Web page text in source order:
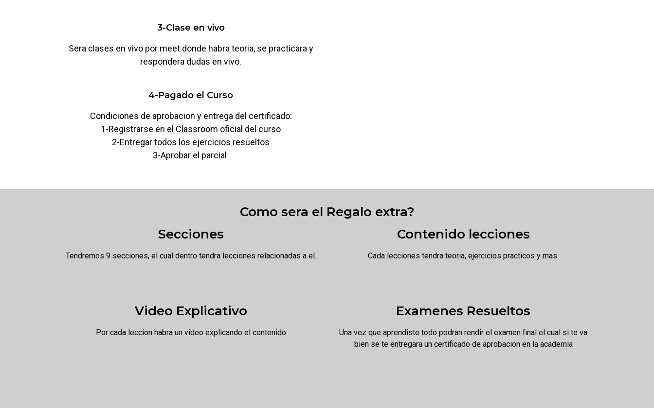
3-Clase en vivo
Sera clases en vivo por meet donde habra teoria, se practicara y
respondera dudas en vivo.
4-Pagado el Curso
Condiciones de aprobacion y entrega del certificado:
1-Registrarse en el Classroom oficial del curso
2-Entregar todos los ejercicios resueltos
3-Aprobar el parcial
Como sera el Regalo extra?
Secciones
Tendremos 9 secciones, el cual dentro tendra lecciones relacionadas a el.
Contenido lecciones
Cada lecciones tendra teoria, ejercicios practicos y mas.
Video Explicativo
Por cada leccion habra un video explicando el contenido
Examenes Resueltos
Una vez que aprendiste todo podran rendir el examen final el cual si te va
bien se te entregara un certificado de aprobacion en la academia